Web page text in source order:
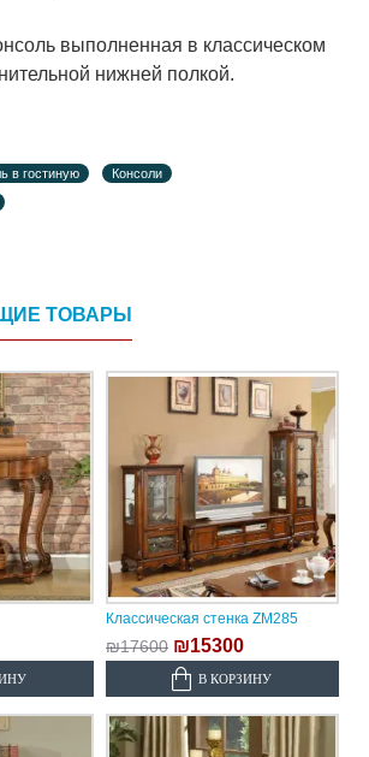
выполненная в классическом
нижней полкой.
в гостиную
Консоли
ТОВАРЫ
Классическая стенка ZM285
₪17600 ₪15300
В КОРЗИНУ